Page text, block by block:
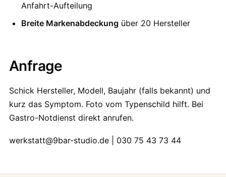
Anfahrt-Aufteilung
Breite Markenabdeckung über 20 Hersteller
Anfrage
Schick Hersteller, Modell, Baujahr (falls bekannt) und
kurz das Symptom. Foto vom Typenschild hilft. Bei
Gastro-Notdienst direkt anrufen.
werkstatt@9bar-studio.de | 030 75 43 73 44